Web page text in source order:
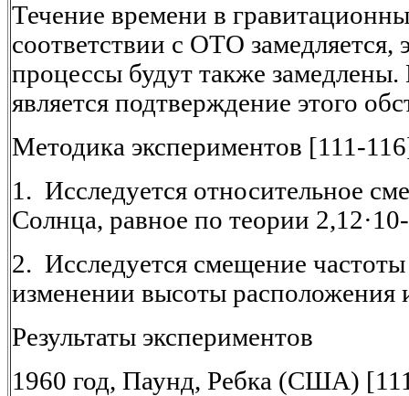
Течение времени в
соответствии с ОТО замедляется,
процессы будут также
является подтверждение этого
Методика экспериментов [111-
1. Исследуется относительное
Солнца, равное по теории
2. Исследуется смещение
изменении высоты расположения
Результаты экспериментов
1960 год, Паунд, Ребка (США)